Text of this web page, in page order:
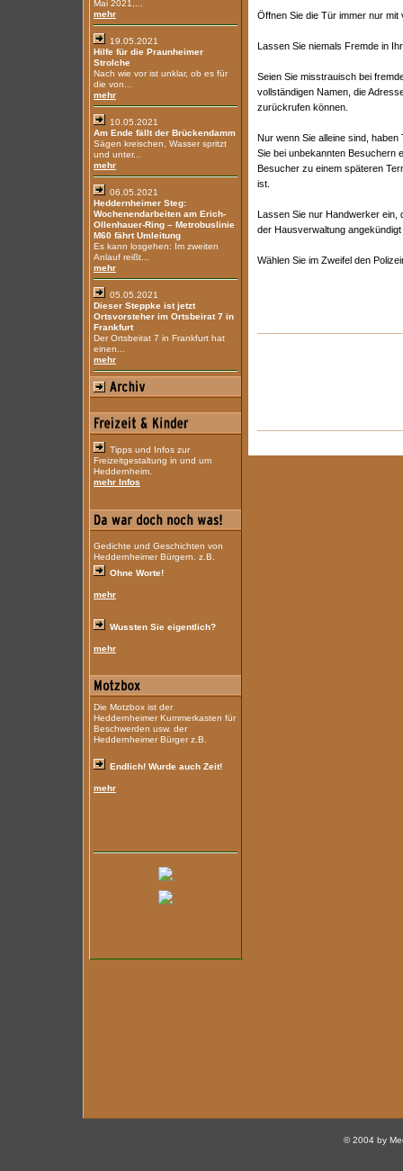
Mai 2021,...
mehr
19.05.2021
Hilfe für die Praunheimer
Strolche
Nach wie vor ist unklar, ob es für
die von...
mehr
10.05.2021
Am Ende fällt der Brückendamm
Sägen kreischen, Wasser spritzt
und unter...
mehr
06.05.2021
Heddernheimer Steg:
Wochenendarbeiten am Erich-
Ollenhauer-Ring – Metrobuslinie
M60 fährt Umleitung
Es kann losgehen: Im zweiten
Anlauf reißt...
mehr
05.05.2021
Dieser Steppke ist jetzt
Ortsvorsteher im Ortsbeirat 7 in
Frankfurt
Der Ortsbeirat 7 in Frankfurt hat
einen...
mehr
Tipps und Infos zur
Freizeitgestaltung in und um
Heddernheim.
mehr Infos
Gedichte und Geschichten von
Heddernheimer Bürgern. z.B.
Ohne Worte!
mehr
Wussten Sie eigentlich?
mehr
Die Motzbox ist der
Heddernheimer Kummerkasten für
Beschwerden usw. der
Heddernheimer Bürger z.B.
Endlich! Wurde auch Zeit!
mehr
Öffnen Sie die Tür immer nur
Lassen Sie niemals Fremde in
Seien Sie misstrauisch bei
vollständigen Namen, die
zurückrufen können.
Nur wenn Sie alleine sind,
Sie bei unbekannten Besuchern
Besucher zu einem späteren
ist.
Lassen Sie nur Handwerker ein,
der Hausverwaltung
Wählen Sie im Zweifel den
© 2004 by